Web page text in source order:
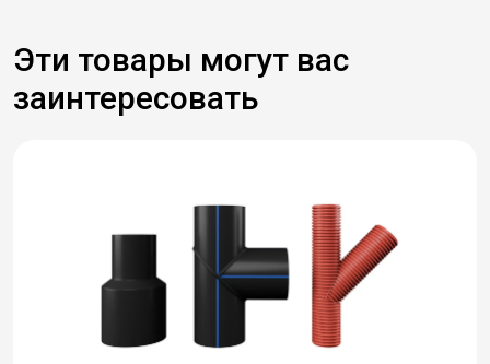
Эти товары могут вас
заинтересовать